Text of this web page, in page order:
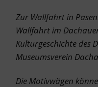
Zur Wallfahrt in
Wallfahrt im
Kulturgeschichte des
Museumsverein
Die Motivwägen